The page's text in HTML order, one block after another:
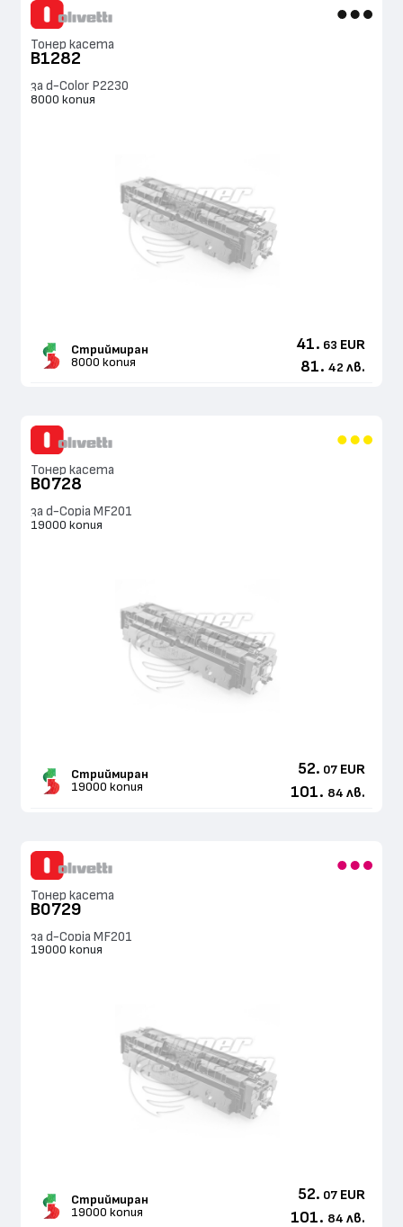
Тонер касета
B1282
за d-Color P2230
8000 копия
Стриймиран
8000 копия
41. 63 EUR
81. 42 лв.
Тонер касета
B0728
за d-Copia MF201
19000 копия
Стриймиран
19000 копия
52. 07 EUR
101. 84 лв.
Тонер касета
B0729
за d-Copia MF201
19000 копия
Стриймиран
19000 копия
52. 07 EUR
101. 84 лв.